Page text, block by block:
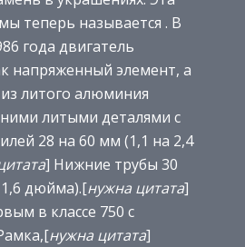
теперь называется . В
года двигатель
напряженный элемент, а
литого алюминия
литыми деталями с
28 на 60 мм (1,1 на 2,4
] Нижние трубы 30
дюйма).[нужна цитата]
в классе 750 с
нужна цитата]